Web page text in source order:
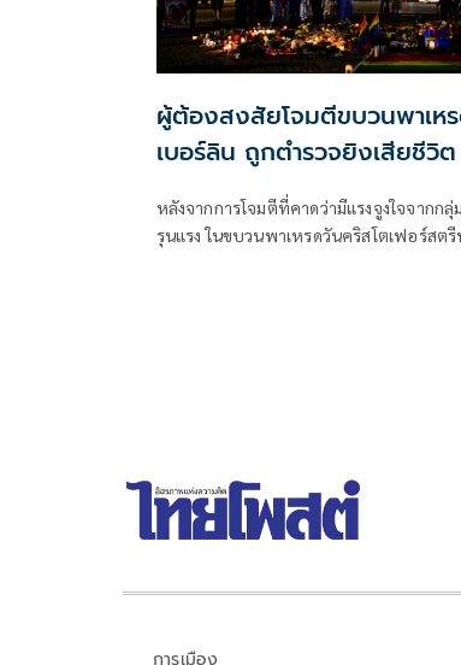
ผู้ต้องสงสัยโจมตีขบวนพาเหร
เบอร์ลิน ถูกตำรวจยิงเสียชีวิต
หลังจากการโจมตีที่คาดว่ามีแรงจูงใจจากก
รุนแรง ในขบวนพาเหรดวันคริสโตเฟอร์สตรี
การเมือง